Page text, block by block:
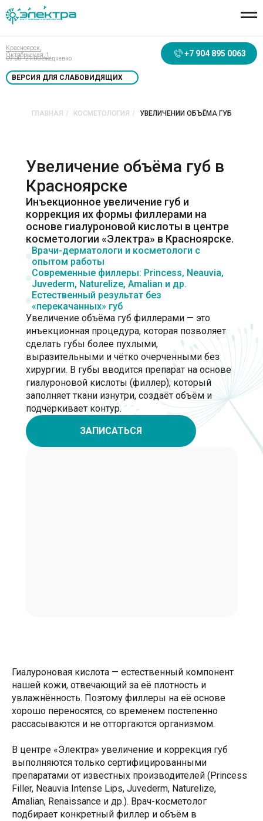
09:00 - 21:00 ежедневно
Красноярск,
Октябрьская, 1.
+7 904 895 0063
ВЕРСИЯ ДЛЯ СЛАБОВИДЯЩИХ
ГЛАВНАЯ / КОСМЕТОЛОГИЯ / УВЕЛИЧЕНИИ ОБЪЁМА ГУБ
Увеличение объёма губ в
Красноярске
Инъекционное увеличение губ и
коррекция их формы филлерами на
основе гиалуроновой кислоты в центре
косметологии «Электра» в Красноярске.
Врачи-дерматологи и косметологи с
опытом работы
Современные филлеры: Princess, Neauvia,
Juvederm, Naturelize, Amalian и др.
Естественный результат без
«перекачанных» губ
Увеличение объёма губ филлерами — это
инъекционная процедура, которая позволяет
сделать губы более пухлыми,
выразительными и чётко очерченными без
хирургии. В губы вводится препарат на основе
гиалуроновой кислоты (филлер), который
заполняет ткани изнутри, создаёт объём и
подчёркивает контур.
ЗАПИСАТЬСЯ
Гиалуроновая кислота — естественный компонент
нашей кожи, отвечающий за её плотность и
увлажнённость. Поэтому филлеры на её основе
хорошо переносятся, со временем постепенно
рассасываются и не отторгаются организмом.
В центре «Электра» увеличение и коррекция губ
выполняются только сертифицированными
препаратами от известных производителей (Princess
Filler, Neauvia Intense Lips, Juvederm, Naturelize,
Amalian, Renaissance и др.). Врач-косметолог
подбирает конкретный филлер и объём в